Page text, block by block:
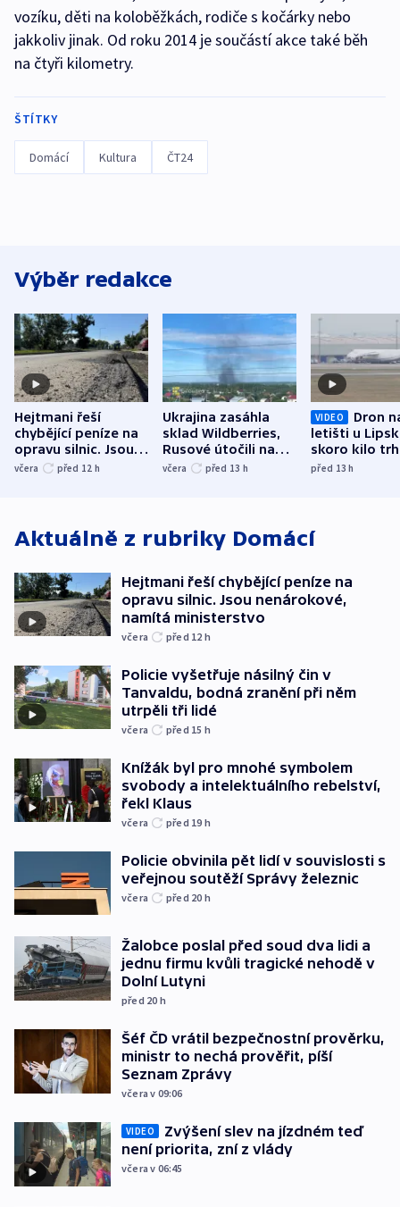
vozíku, děti na koloběžkách, rodiče s kočárky nebo
jakkoliv jinak. Od roku 2014 je součástí akce také běh
na čtyři kilometry.
ŠTÍTKY
Domácí Kultura ČT24
Výběr redakce
Hejtmani řeší
chybějící peníze na
opravu silnic. Jsou
nenárokové, namítá
včera před 12 h
Ukrajina zasáhla
sklad Wildberries,
Rusové útočili na
trh, hasiče či
včera před 13 h
VIDEO
Dron
letišti u
skoro kilo
indicie
před 13h
Aktuálně z rubriky Domácí
Hejtmani řeší chybějící peníze na
opravu silnic. Jsou nenárokové,
namítá ministerstvo
včera před 12 h
Policie vyšetřuje násilný čin v
Tanvaldu, bodná zranění při něm
utrpěli tři lidé
včera před 15 h
Knížák byl pro mnohé symbolem
svobody a intelektuálního rebelství,
řekl Klaus
včera před 19 h
Policie obvinila pět lidí v souvislosti s
veřejnou soutěží Správy železnic
včera před 20 h
Žalobce poslal před soud dva lidi a
jednu firmu kvůli tragické nehodě v
Dolní Lutyni
před 20 h
Šéf ČD vrátil bezpečnostní prověrku,
ministr to nechá prověřit, píší
Seznam Zprávy
včera v 09:06
VIDEO
Zvýšení slev na jízdném teď
není priorita, zní z vlády
včera v 06:45